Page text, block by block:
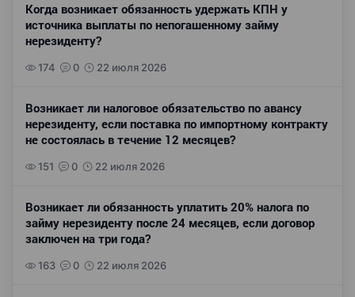
Когда возникает обязанность удержать КПН у
источника выплаты по непогашенному займу
нерезиденту?
174 0 22 июля 2026
Возникает ли налоговое обязательство по авансу
нерезиденту, если поставка по импортному контракту
не состоялась в течение 12 месяцев?
151 0 22 июля 2026
Возникает ли обязанность уплатить 20% налога по
займу нерезиденту после 24 месяцев, если договор
заключен на три года?
163 0 22 июля 2026